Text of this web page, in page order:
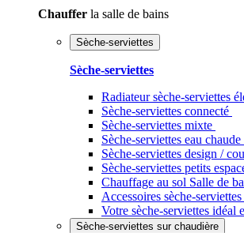
Chauffer la salle de bains
Sèche-serviettes
Sèche-serviettes
Radiateur sèche-serviettes
Sèche-serviettes connecté
Sèche-serviettes mixte
Sèche-serviettes eau chaude
Sèche-serviettes design /
Sèche-serviettes petits
Chauffage au sol Salle de
Accessoires sèche-serviettes
Votre sèche-serviettes idéal
Sèche-serviettes sur chaudière